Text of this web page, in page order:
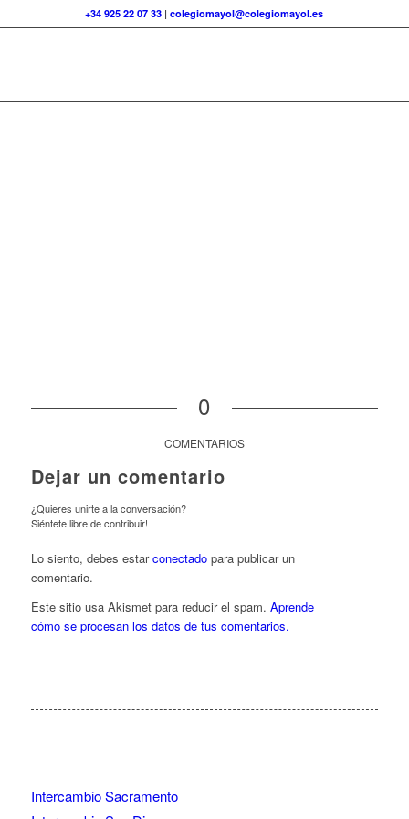
+34 925 22 07 33 |colegiomayol@colegiomayol.es
0
COMENTARIOS
Dejar un comentario
¿Quieres unirte a la conversación?
Siéntete libre de contribuir!
Lo siento, debes estarconectadopara publicar un
comentario.
Este sitio usa Akismet para reducir el spam. Aprende
cómo se procesan los datos de tus comentarios.
Intercambio Sacramento